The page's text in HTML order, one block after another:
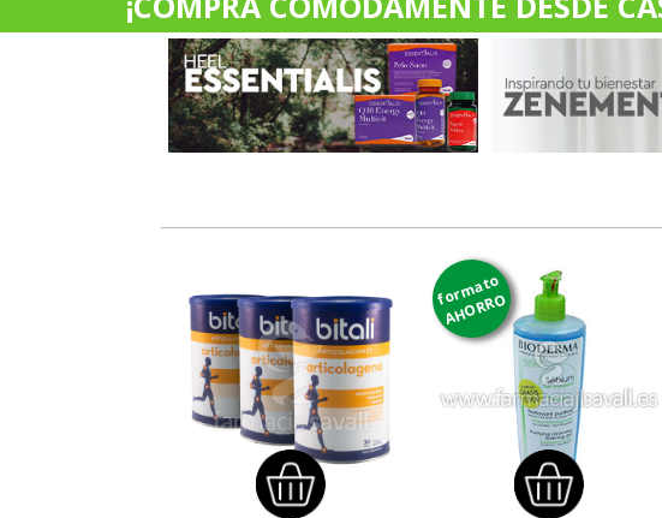
formato
AHORRO